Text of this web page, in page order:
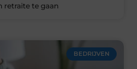
retraite te gaan
BEDRIJVEN